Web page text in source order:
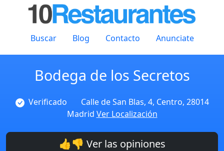
Buscar Blog Contacto Anunciate
Bodega de los Secretos
Verificado
Calle de San Blas, 4, Centro, 28014
Madrid Ver Localización
👍👎 Ver las opiniones